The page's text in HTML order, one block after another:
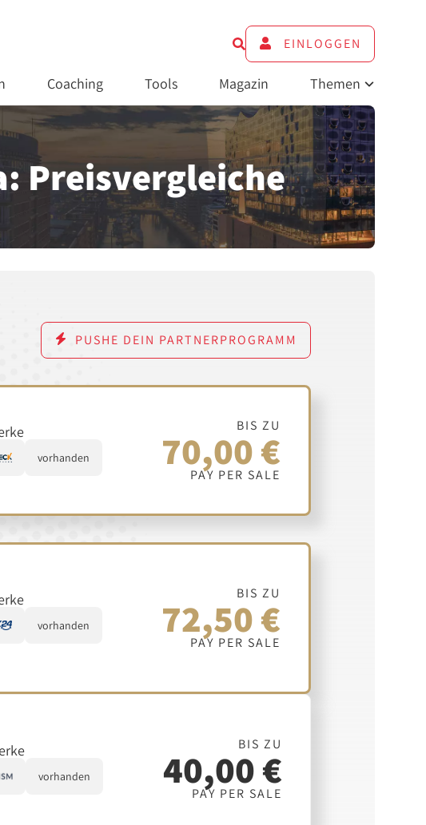
EINLOGGEN
Coaching Tools Magazin Themen
Preisvergleiche
PUSHE DEIN PARTNERPROGRAMM
vorhanden
BIS ZU
70,00 €
PAY PER SALE
vorhanden
BIS ZU
72,50 €
PAY PER SALE
vorhanden
BIS ZU
40,00 €
PAY PER SALE